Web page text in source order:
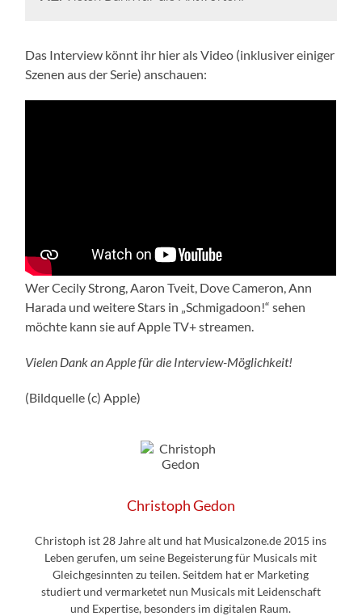
Das Interview könnt ihr hier als Video (inklusiver einiger
Szenen aus der Serie) anschauen:
Wer Cecily Strong, Aaron Tveit, Dove Cameron, Ann
Harada und weitere Stars in „Schmigadoon!“ sehen
möchte kann sie auf Apple TV+ streamen.
Vielen Dank an Apple für die Interview-Möglichkeit!
(Bildquelle (c) Apple)
Christoph Gedon
Christoph ist 28 Jahre alt und hat Musicalzone.de 2015 ins
Leben gerufen, um seine Begeisterung für Musicals mit
Gleichgesinnten zu teilen. Seitdem hat er Marketing
studiert und vermarketet nun Musicals mit Leidenschaft
und Expertise, besonders im digitalen Raum.